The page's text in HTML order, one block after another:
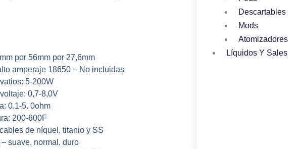
Descartables
Mods
Atomizadores
Líquidos Y Sales
por 56mm por 27,6mm
amperaje 18650 – No incluidas
5-200W
0,7-8,0V
0.1-5. 0ohm
200-600F
de níquel, titanio y SS
suave, normal, duro